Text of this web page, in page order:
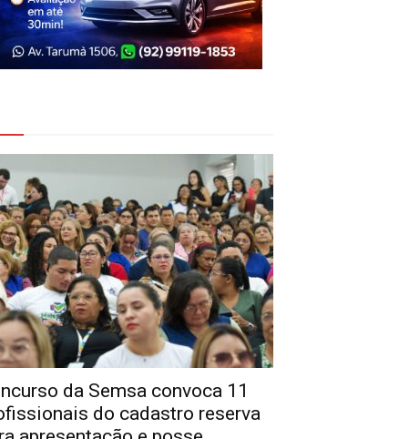
da Semsa convoca 11
do cadastro reserva